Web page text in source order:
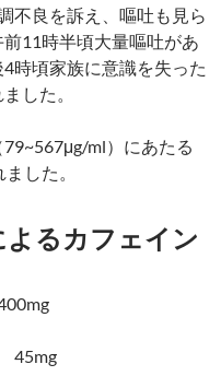
不良を訴え、嘔吐も見ら
11時半頃大量嘔吐があ
時頃家族に意識を失った
した。
ml）にあたる
した。
るカフェイン
45mg